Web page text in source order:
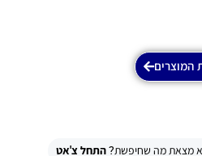
המוצרים
מצאת מה שחיפשת?התחל צ'אט